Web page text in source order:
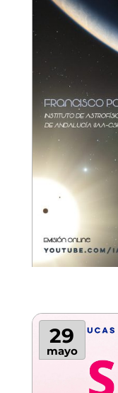
29
mayo